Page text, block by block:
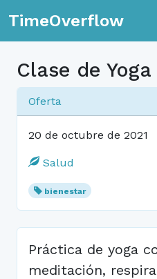
TimeOverflow
Clase de
Oferta
20 de octubre de 2021
Salud
bienestar
Práctica de yoga
meditación,